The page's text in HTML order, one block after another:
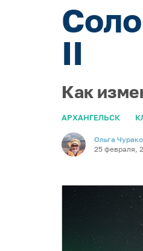
II
Как
АРХАНГЕЛЬСК
Ольга
25 февраля,